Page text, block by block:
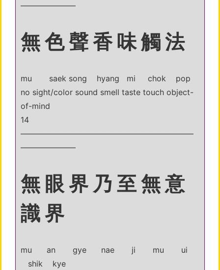
———————
無 色 聲 香 味 觸 法
mu saek song hyang mi chok pop
no sight/color sound smell taste touch object-
of-mind
14
——————————————————————
———————
無 眼 界 乃 至 無 意
識 界
mu an gye nae ji mu ui
shik kye